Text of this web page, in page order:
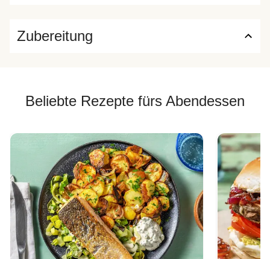
Zubereitung
Beliebte Rezepte fürs Abendessen